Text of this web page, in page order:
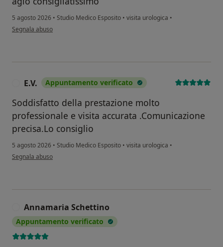
5 agosto 2026 • Studio Medico Esposito • visita urologica •
secondo l'opinione dell'utente G.f.
Segnala abuso
E.V. Appuntamento verificato
Soddisfatto della prestazione molto
professionale e visita accurata .Comunicazione
precisa.Lo consiglio
5 agosto 2026 • Studio Medico Esposito • visita urologica •
secondo l'opinione dell'utente E.V.
Segnala abuso
Annamaria Schettino
Appuntamento verificato